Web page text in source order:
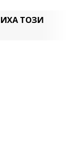
ТОЗИ